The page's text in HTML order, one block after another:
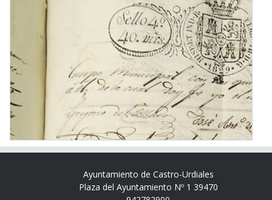
Ayuntamiento de Castro-Urdiales
Plaza del Ayuntamiento Nº 1 39470